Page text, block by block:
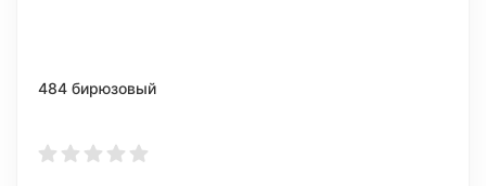
484 бирюзовый